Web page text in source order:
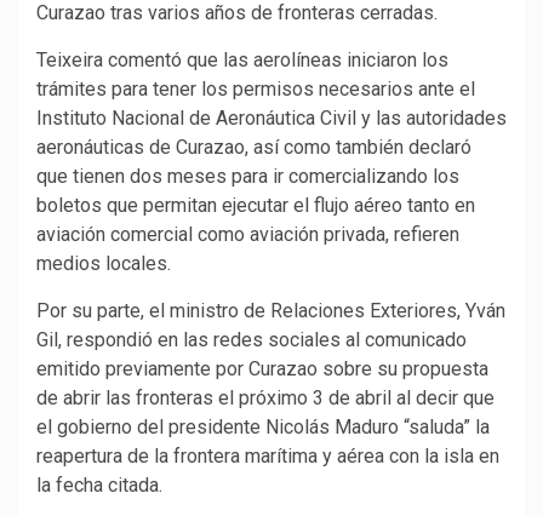
Curazao tras varios años de fronteras cerradas.
Teixeira comentó que las aerolíneas iniciaron los
trámites para tener los permisos necesarios ante el
Instituto Nacional de Aeronáutica Civil y las autoridades
aeronáuticas de Curazao, así como también declaró
que tienen dos meses para ir comercializando los
boletos que permitan ejecutar el flujo aéreo tanto en
aviación comercial como aviación privada, refieren
medios locales.
Por su parte, el ministro de Relaciones Exteriores, Yván
Gil, respondió en las redes sociales al comunicado
emitido previamente por Curazao sobre su propuesta
de abrir las fronteras el próximo 3 de abril al decir que
el gobierno del presidente Nicolás Maduro “saluda” la
reapertura de la frontera marítima y aérea con la isla en
la fecha citada.